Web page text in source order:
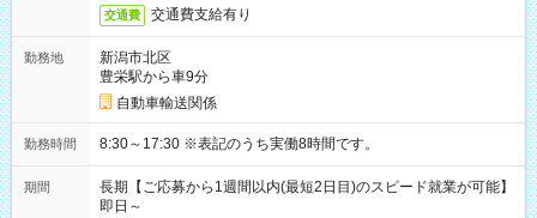
交通費 交通費支給有り
勤務地
新潟市北区
豊栄駅から車9分
自動車輸送関係
勤務時間 8:30～17:30 ※表記のうち実働8時間です。
期間
長期【ご応募から1週間以内(最短2日目)のスピード就業が可能】
即日～